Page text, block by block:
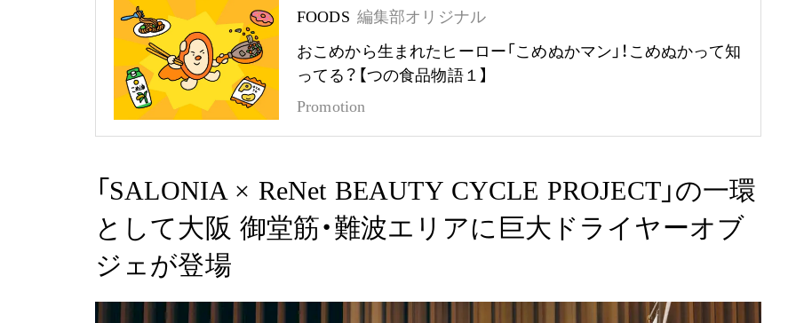
FOODS 編集部オリジナル
おこめから生まれたヒーロー「こめぬかマン」！こめぬかって知
ってる？【つの食品物語１】
Promotion
「SALONIA × ReNet BEAUTY CYCLE PROJECT」の一環
として大阪 御堂筋・難波エリアに巨大ドライヤーオブ
ジェが登場